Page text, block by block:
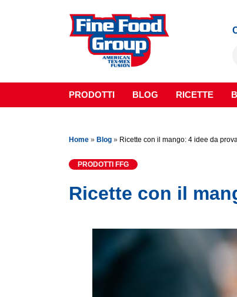
PRODOTTI BLOG RICETTE
Home » Blog » Ricette con il mango: 4 idee da
PRODOTTI FFG
Ricette con il